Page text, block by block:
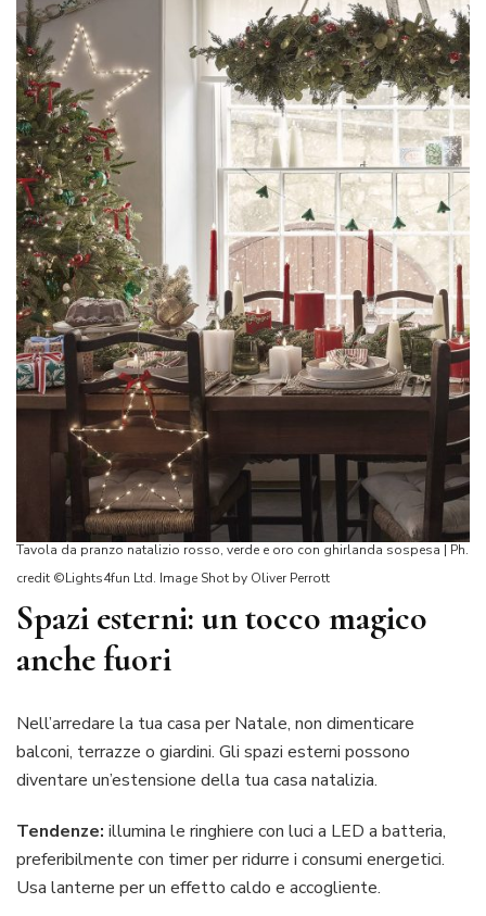
Tavola da pranzo natalizio rosso, verde e oro con ghirlanda sospesa | Ph.
credit ©Lights4fun Ltd. Image Shot by Oliver Perrott
Spazi esterni: un tocco magico
anche fuori
Nell’arredare la tua casa per Natale, non dimenticare
balconi, terrazze o giardini. Gli spazi esterni possono
diventare un’estensione della tua casa natalizia.
Tendenze: illumina le ringhiere con luci a LED a batteria,
preferibilmente con timer per ridurre i consumi energetici.
Usa lanterne per un effetto caldo e accogliente.